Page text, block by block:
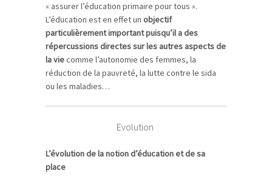
« assurer l’éducation primaire pour tous ».
L’éducation est en effet un objectif
particulièrement important puisqu’il a des
répercussions directes sur les autres aspects de
la viecomme l’autonomie des femmes, la
réduction de la pauvreté, la lutte contre le sida
ou les maladies…
Evolution
L’évolution de la notion d’éducation et de sa
place